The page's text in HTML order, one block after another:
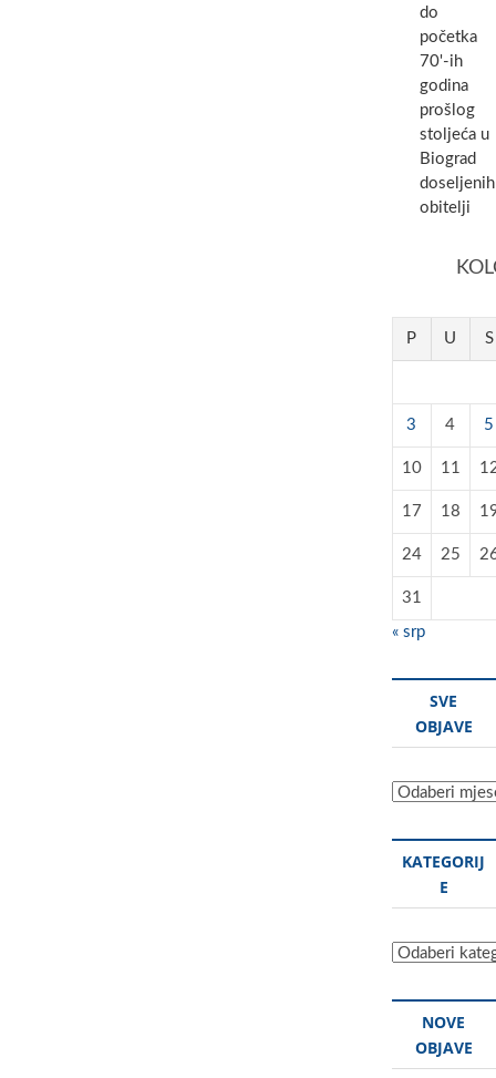
do
početka
70'-ih
godina
prošlog
stoljeća u
Biograd
doseljenih
obitelji
P U S
3 4 5
10 11
17 18
24 25
31
« srp
SVE
OBJAVE
Sve
KATEGORIJ
E
Kategorije
NOVE
OBJAVE